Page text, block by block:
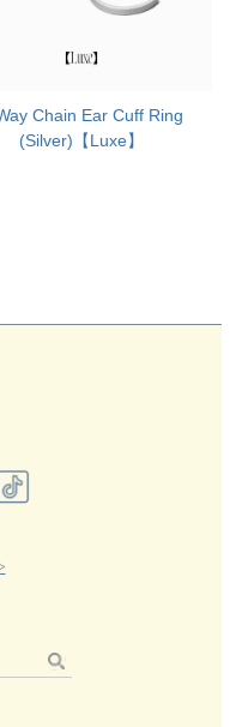
Chain Ear Cuff Ring
(Silver)【Luxe】